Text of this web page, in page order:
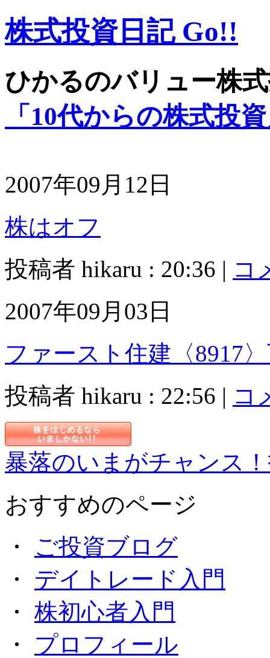
株式投資日記 Go!!
ひかるのバリュー株
「10代からの株式投
2007年09月12日
株はオフ
投稿者 hikaru : 20:36 | コ
2007年09月03日
ファースト住建〈8917
投稿者 hikaru : 22:56 | コ
暴落のいまがチャンス
おすすめのページ
・ ご投資ブログ
・ デイトレード入門
・ 株初心者入門
・ プロフィール